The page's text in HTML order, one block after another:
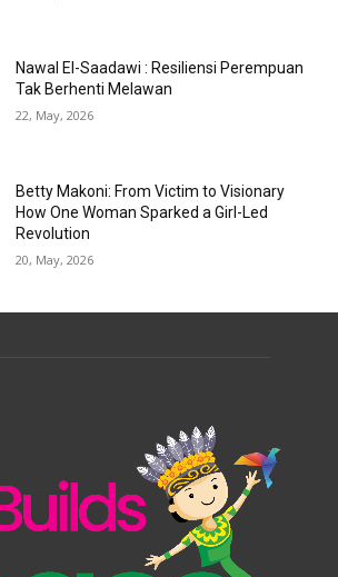
Nawal El-Saadawi : Resiliensi Perempuan
Tak Berhenti Melawan
22, May, 2026
Betty Makoni: From Victim to Visionary
How One Woman Sparked a Girl-Led
Revolution
20, May, 2026